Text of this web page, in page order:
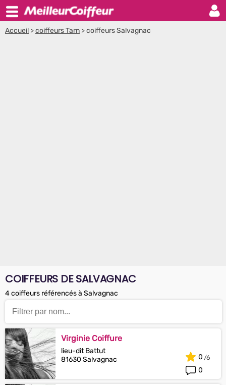
Accueil >coiffeurs Tarn >coiffeurs Salvagnac
COIFFEURS DE SALVAGNAC
4 coiffeurs référencés à Salvagnac
Virginie Coiffure
lieu-dit Battut
81630 Salvagnac
0
0